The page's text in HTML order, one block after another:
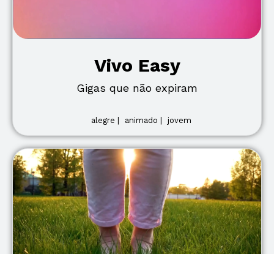
Vivo Easy
Gigas que não expiram
alegre | animado | jovem